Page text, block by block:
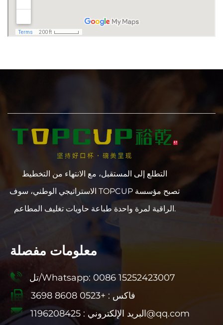
التطلع إلى المستقبل، مع الانتهاء من التخطيط
الاستراتيجي الوطني، سوف TOPCUP تصبح مؤسسة
الراقية لمرة واحدة طباعة حاويات تغليف المطاعم.
معلومات مفصلة
تل/Whatsapp: 0086 15252423007
فاكس : +0523 8608 3698
البريد الإلكتروني :1196208425@qq.com